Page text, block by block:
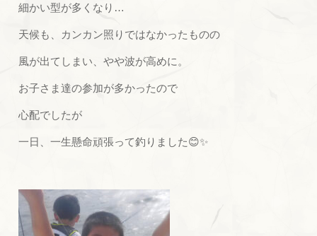
細かい型が多くなり…
天候も、カンカン照りではなかったものの
風が出てしまい、やや波が高めに。
お子さま達の参加が多かったので
心配でしたが
一日、一生懸命頑張って釣りました😊✨